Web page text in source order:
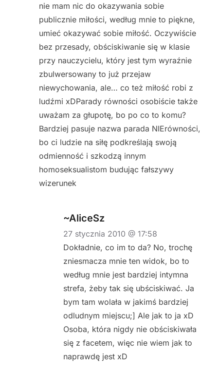
nie mam nic do okazywania sobie
publicznie miłości, według mnie to piękne,
umieć okazywać sobie miłość. Oczywiście
bez przesady, obściskiwanie się w klasie
przy nauczycielu, który jest tym wyraźnie
zbulwersowany to już przejaw
niewychowania, ale… co też miłość robi z
ludźmi xDParady równości osobiście także
uważam za głupotę, bo po co to komu?
Bardziej pasuje nazwa parada NIErówności,
bo ci ludzie na siłę podkreślają swoją
odmienność i szkodzą innym
homoseksualistom budując fałszywy
wizerunek
~AliceSz
27 stycznia 2010 @ 17:58
Dokładnie, co im to da? No, trochę
zniesmacza mnie ten widok, bo to
według mnie jest bardziej intymna
strefa, żeby tak się ubściskiwać. Ja
bym tam wolała w jakimś bardziej
odludnym miejscu;] Ale jak to ja xD
Osoba, która nigdy nie obściskiwała
się z facetem, więc nie wiem jak to
naprawdę jest xD